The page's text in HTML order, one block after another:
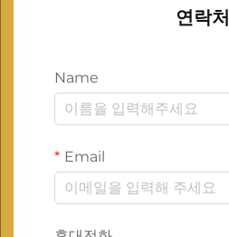
연락처
Name
Email